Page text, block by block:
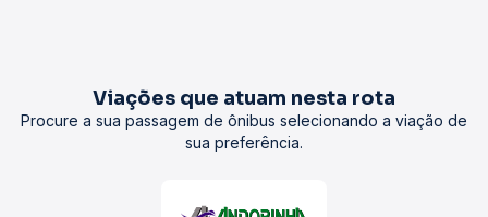
Viações que atuam nesta rota
Procure a sua passagem de ônibus selecionando a viação de
sua preferência.